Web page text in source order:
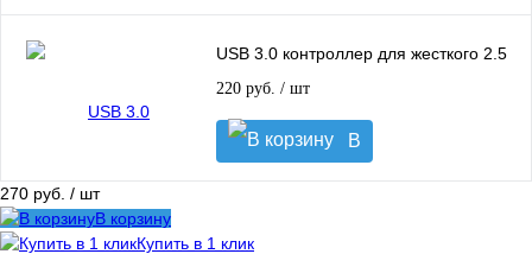
корзину
USB 3.0 контроллер для жесткого 2.5
220 руб. / шт
В
корзину
270 руб. / шт
В корзину
Купить в 1 клик